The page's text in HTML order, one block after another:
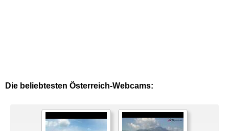
Die beliebtesten Österreich-Webcams: